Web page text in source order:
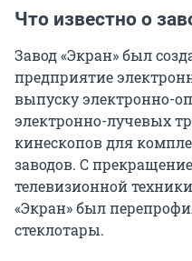
Что известно о
Завод «Экран» был
предприятие
выпуску электронно-
электронно-лучевых
кинескопов для
заводов. С
телевизионной
«Экран» был
стеклотары.